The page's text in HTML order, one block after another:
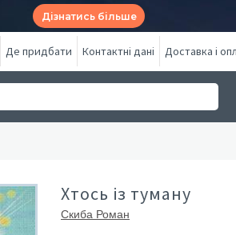
Дізнатись більше
Де придбати Контактні дані Доставка і
Хтось із туману
Скиба Роман